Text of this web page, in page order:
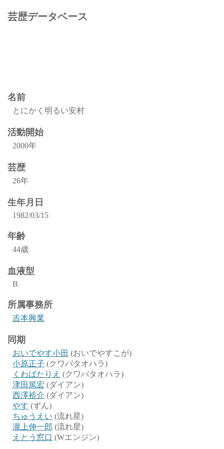
芸歴データベース
名前
とにかく明るい安村
活動開始
2000年
芸歴
26年
生年月日
1982/03/15
年齢
44歳
血液型
B
所属事務所
吉本興業
同期
おいでやす小田 (おいでやすこが)
小原正子 (クワバタオハラ)
くわばたりえ (クワバタオハラ)
津田篤宏 (ダイアン)
西澤裕介 (ダイアン)
やす (ずん)
ちゅうえい (流れ星)
瀧上伸一郎 (流れ星)
えとう窓口 (Wエンジン)